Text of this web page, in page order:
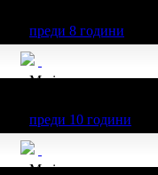
преди 8 години
Maria получава
преди 10 години
Maria получава